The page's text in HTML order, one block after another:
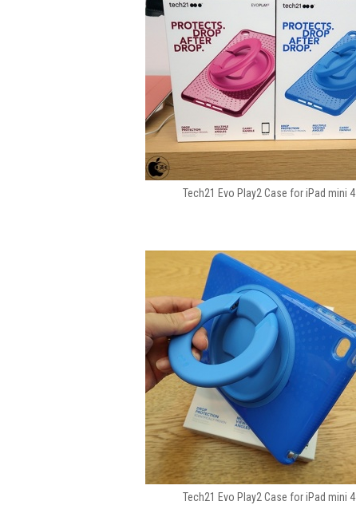
Tech21 Evo Play2 Case for iPad mini 4
Tech21 Evo Play2 Case for iPad mini 4